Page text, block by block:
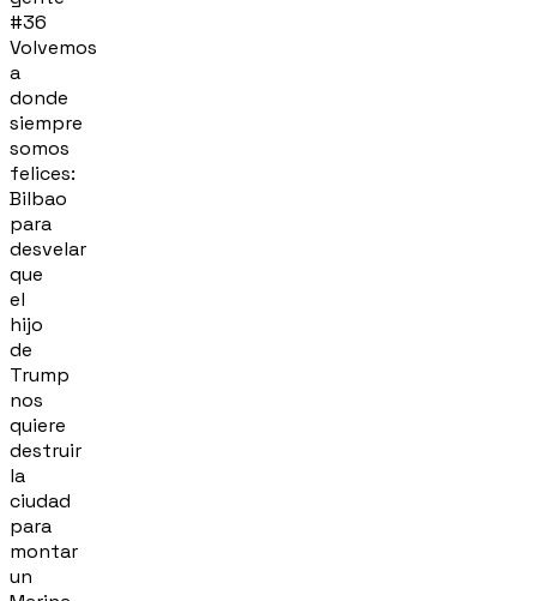
#36
Volvemos
a
donde
siempre
somos
felices:
Bilbao
para
desvelar
que
el
hijo
de
Trump
nos
quiere
destruir
la
ciudad
para
montar
un